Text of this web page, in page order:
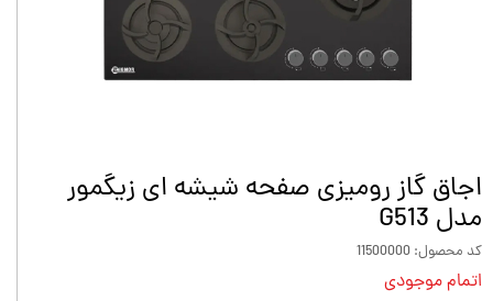
اجاق گاز رومیزی صفحه شیشه ای زیگمور
مدل G513
کد محصول: 11500000
اتمام موجودی